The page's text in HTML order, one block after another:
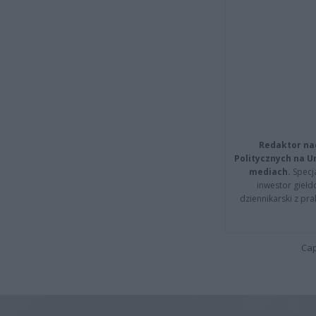
Redaktor
Politycznych na
mediach.
inwestor
dziennikarski z